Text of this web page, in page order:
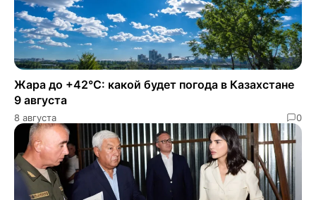
Жара до +42°C: какой будет погода в Казахстане
9 августа
8 августа 0